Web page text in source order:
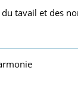
tavail et des